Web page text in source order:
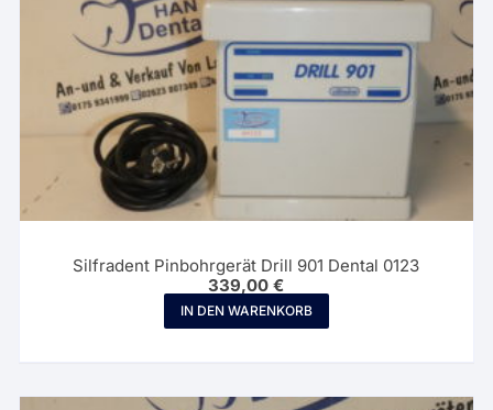
Silfradent Pinbohrgerät Drill 901 Dental 0123
339,00€
IN DEN WARENKORB